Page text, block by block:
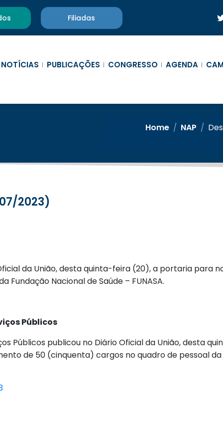
Filiadas
NOTÍCIAS PUBLICAÇÕES CONGRESSO AGENDA
Home / NAP /
2023)
da União, desta quinta-feira (20), a portaria para
Nacional de Saúde – FUNASA.
Públicos
Públicos publicou no Diário Oficial da União, desta
de 50 (cinquenta) cargos no quadro de pessoal